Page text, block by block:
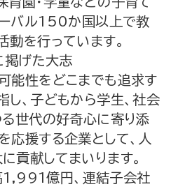
バル150か国以上で教
動を行っています。
げた大志
能性をどこまでも追求す
し、子どもから学生、社会
る世代の好奇心に寄り添
応援する企業として、人
貢献してまいります。
億円、連結子会社